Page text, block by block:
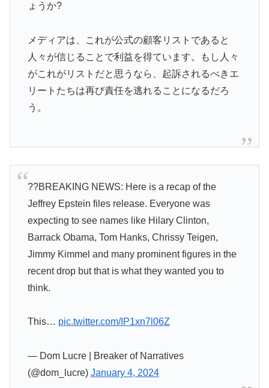
ょうか?
メディアは、これが公式の顧客リストであると
人々が信じることで利益を得ています。もし人々
がこれがリストだと思うなら、起訴されるべきエ
リートたちは再び責任を逃れることになるだろ
う。
??BREAKING NEWS: Here is a recap of the
Jeffrey Epstein files release. Everyone was
expecting to see names like Hilary Clinton,
Barrack Obama, Tom Hanks, Chrissy Teigen,
Jimmy Kimmel and many prominent figures in the
recent drop but that is what they wanted you to
think.
This… pic.twitter.com/IP1xn7l06Z
— Dom Lucre | Breaker of Narratives
(@dom_lucre) January 4, 2024